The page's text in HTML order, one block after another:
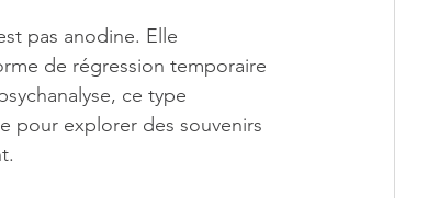
pas anodine. Elle
de régression temporaire
ce type
pour explorer des souvenirs